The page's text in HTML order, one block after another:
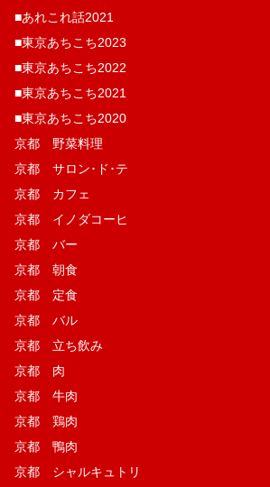
■あれこれ話2021
■東京あちこち2023
■東京あちこち2022
■東京あちこち2021
■東京あちこち2020
京都 野菜料理
京都 サロン･ド･テ
京都 カフェ
京都 イノダコーヒ
京都 バー
京都 朝食
京都 定食
京都 バル
京都 立ち飲み
京都 肉
京都 牛肉
京都 鶏肉
京都 鴨肉
京都 シャルキュトリ